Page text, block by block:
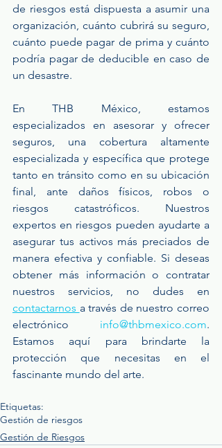
de riesgos está dispuesta a asumir una
organización, cuánto cubrirá su seguro,
cuánto puede pagar de prima y cuánto
podría pagar de deducible en caso de
un desastre.
En THB México, estamos
especializados en asesorar y ofrecer
seguros, una cobertura altamente
especializada y específica que protege
tanto en tránsito como en su ubicación
final, ante daños físicos, robos o
riesgos catastróficos. Nuestros
expertos en riesgos pueden ayudarte a
asegurar tus activos más preciados de
manera efectiva y confiable. Si deseas
obtener más información o contratar
contactarnos a través de nuestro correo
electrónico info@thbmexico.com.
Estamos aquí para brindarte la
protección que necesitas en el
fascinante mundo del arte.
Etiquetas:
Gestión de riesgos
Gestión de Riesgos